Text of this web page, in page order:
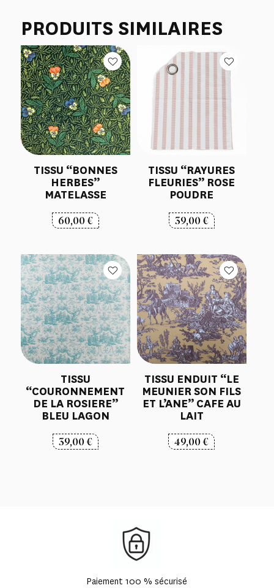
PRODUITS SIMILAIRES
TISSU “BONNES
HERBES”
MATELASSE
60,00€
TISSU “RAYURES
FLEURIES” ROSE
POUDRE
39,00€
TISSU
“COURONNEMENT
DE LA ROSIERE”
BLEU LAGON
39,00€
TISSU ENDUIT “LE
MEUNIER SON FILS
ET L’ANE” CAFE AU
LAIT
49,00€
Paiement 100 % sécurisé